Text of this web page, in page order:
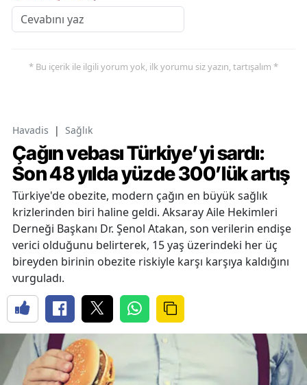
* Bu içerik ile ilgili yorum yok, ilk yorumu siz yazın, tartışalım *
Havadis | Sağlık
Çağın vebası Türkiye’yi sardı:
Son 48 yılda yüzde 300’lük artış
Türkiye'de obezite, modern çağın en büyük sağlık
krizlerinden biri haline geldi. Aksaray Aile Hekimleri
Derneği Başkanı Dr. Şenol Atakan, son verilerin endişe
verici olduğunu belirterek, 15 yaş üzerindeki her üç
bireyden birinin obezite riskiyle karşı karşıya kaldığını
vurguladı.